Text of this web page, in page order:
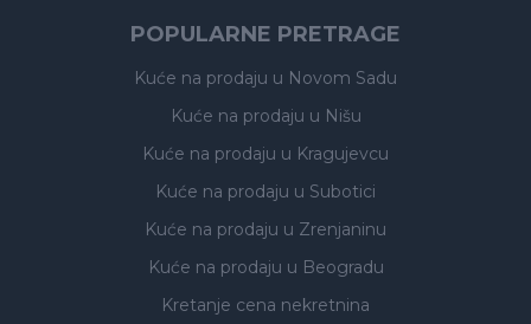
POPULARNE PRETRAGE
Kuće na prodaju u Novom Sadu
Kuće na prodaju u Nišu
Kuće na prodaju u Kragujevcu
Kuće na prodaju u Subotici
Kuće na prodaju u Zrenjaninu
Kuće na prodaju u Beogradu
Kretanje cena nekretnina